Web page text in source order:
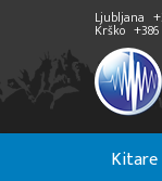
Ljubljana
Krško
Kitare